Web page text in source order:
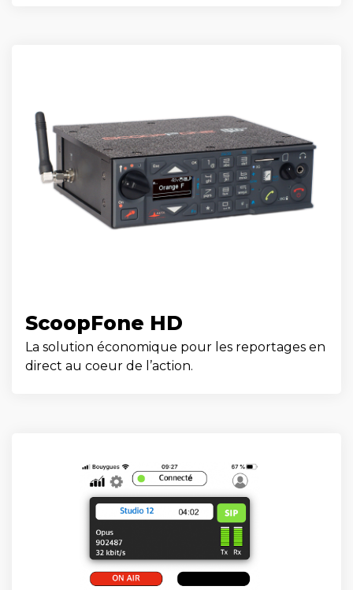
ScoopFone HD
La solution économique pour les reportages en
direct au coeur de l’action.